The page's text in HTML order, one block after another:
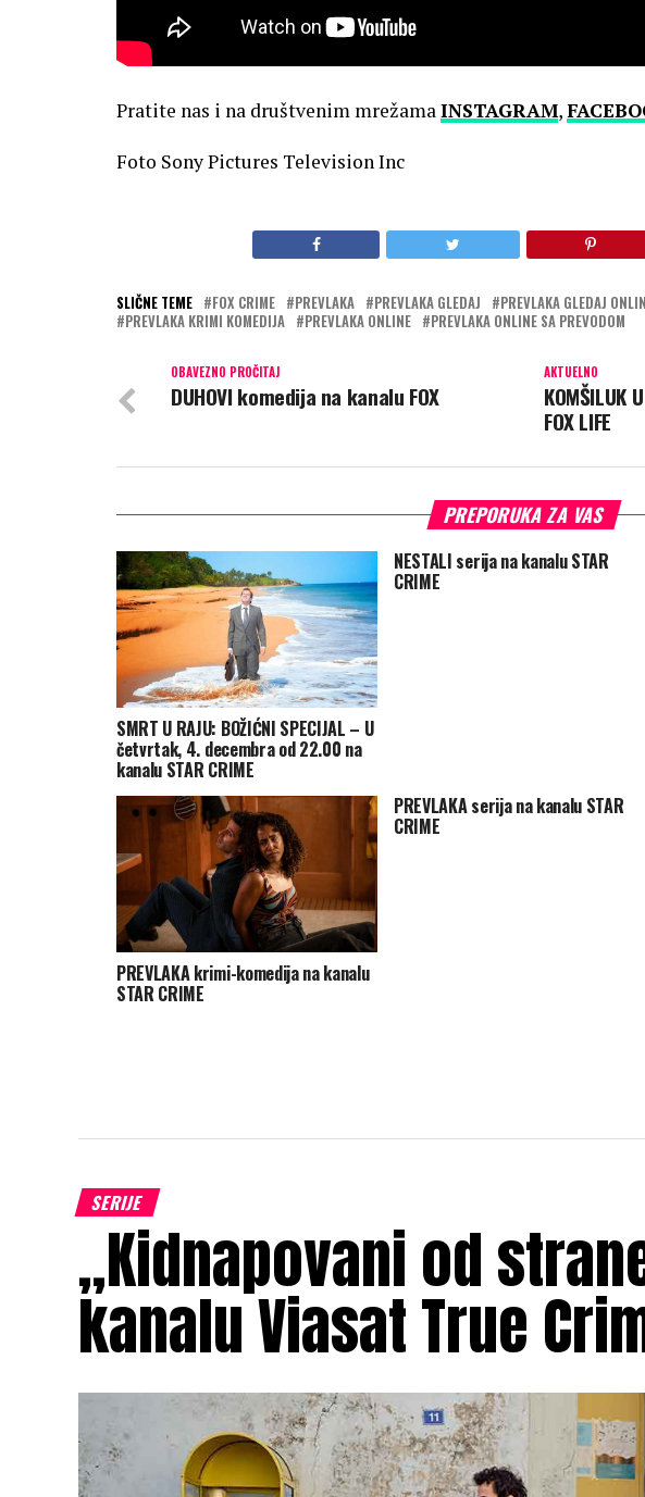
Pratite nas i na društvenim mrežamaINSTAGRAM,
Foto Sony Pictures Television Inc
SLIČNE TEME FOX CRIME PREVLAKA PREVLAKA GLEDAJ PREVLAKA GLEDAJ
PREVLAKA KRIMI KOMEDIJA
PREVLAKA ONLINE PREVLAKA ONLINE SA PREVODOM
AKTUELNO
KOMŠILUK
FOX LIFE
OBAVEZNO PROČITAJ
DUHOVI komedija na kanalu FOX
PREPORUKA ZA VAS
SMRT U RAJU: BOŽIĆNI SPECIJAL – U
četvrtak, 4. decembra od 22.00 na
kanalu STAR CRIME
NESTALI serija na kanalu STAR
CRIME
PREVLAKA krimi-komedija na kanalu
STAR CRIME
PREVLAKA serija na kanalu STAR
CRIME
SERIJE
„Kidnapovani od
kanalu Viasat True